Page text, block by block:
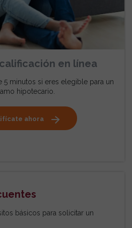
en línea
5 minutos si eres elegible para un
hipotecario.
ahora
básicos para solicitar un